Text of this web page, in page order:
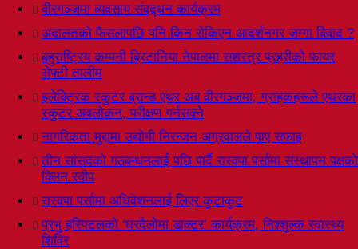
वीरगञ्जमा व्यवसाय संवद्र्धन कार्यक्रम
अदालतको फैसलापछि पनि किन रोकिएन आदर्शनगर जग्गा विवाद ?
बहुराष्ट्रिय कम्पनी ब्रिटानिया नेपालमा सशस्त्र प्रहरीको फायर
सेफ्टी तालीम
इलेक्ट्रिक स्कुटर ब्रान्ड एथर अब वीरगञ्जमा, ग्राहकहरूले एथरका
स्कुटर अवलोकन, परीक्षण गर्नसक्ने
नागरिकता मुद्दामा उद्योगी निरन्जन अग्रवालले पाए सफाइ
तीन सांसदको गठबन्धनलाई पछि पार्दै रास्वपा पर्सामा संस्थापन पक्षको
क्लिन स्वीप
रास्वपा पर्सामा अधिवेशनलाई लिएर कुटाकुट
प्रभु हस्पिटलको ‘घरदैलोमा डाक्टर’ कार्यक्रम, निश्शुल्क स्वास्थ्य
शिविर